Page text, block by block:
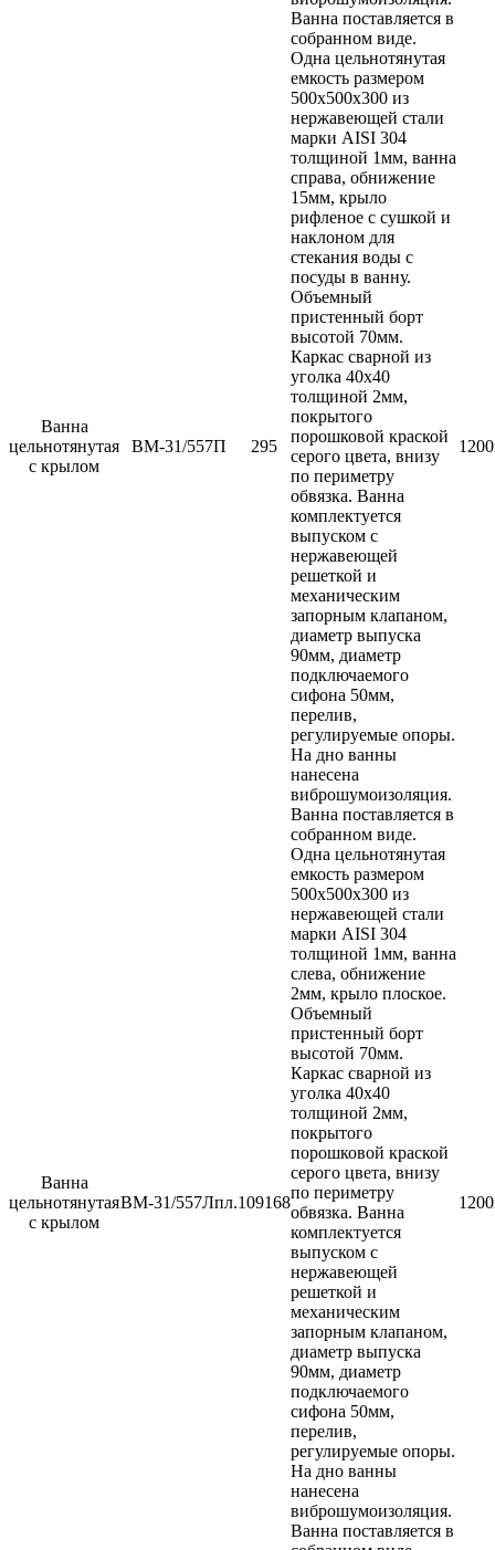
Ванна поставляется в
собранном виде.
Ванна
цельнотянутая
с крылом
ВМ-31/557П 295
Одна цельнотянутая
емкость размером
500х500х300 из
нержавеющей стали
марки AISI 304
толщиной 1мм, ванна
справа, обнижение
15мм, крыло
рифленое с сушкой и
наклоном для
стекания воды с
посуды в ванну.
Объемный
пристенный борт
высотой 70мм.
Каркас сварной из
уголка 40х40
толщиной 2мм,
покрытого
порошковой краской
серого цвета, внизу
по периметру
обвязка. Ванна
комплектуется
выпуском с
нержавеющей
решеткой и
механическим
запорным клапаном,
диаметр выпуска
90мм, диаметр
подключаемого
сифона 50мм,
перелив,
регулируемые опоры.
На дно ванны
нанесена
виброшумоизоляция.
Ванна поставляется в
собранном виде.
Ванна
цельнотянутая
с крылом
ВМ-31/557Лпл.109168
Одна цельнотянутая
емкость размером
500х500х300 из
нержавеющей стали
марки AISI 304
толщиной 1мм, ванна
слева, обнижение
2мм, крыло плоское.
Объемный
пристенный борт
высотой 70мм.
Каркас сварной из
уголка 40х40
толщиной 2мм,
покрытого
порошковой краской
серого цвета, внизу
по периметру
обвязка. Ванна
комплектуется
выпуском с
нержавеющей
решеткой и
механическим
запорным клапаном,
диаметр выпуска
90мм, диаметр
подключаемого
сифона 50мм,
перелив,
регулируемые опоры.
На дно ванны
нанесена
виброшумоизоляция.
Ванна поставляется в